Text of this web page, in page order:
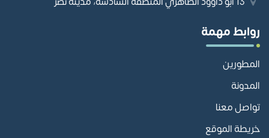
روابط مهمة
المطورين
المدونة
تواصل معنا
خريطة الموقع